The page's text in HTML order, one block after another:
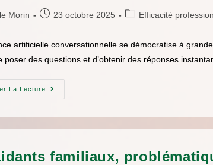
Morin 23 octobre 2025 Efficacité
artificielle conversationnelle se démocratise à
poser des questions et d’obtenir des réponses
La Lecture
familiaux,